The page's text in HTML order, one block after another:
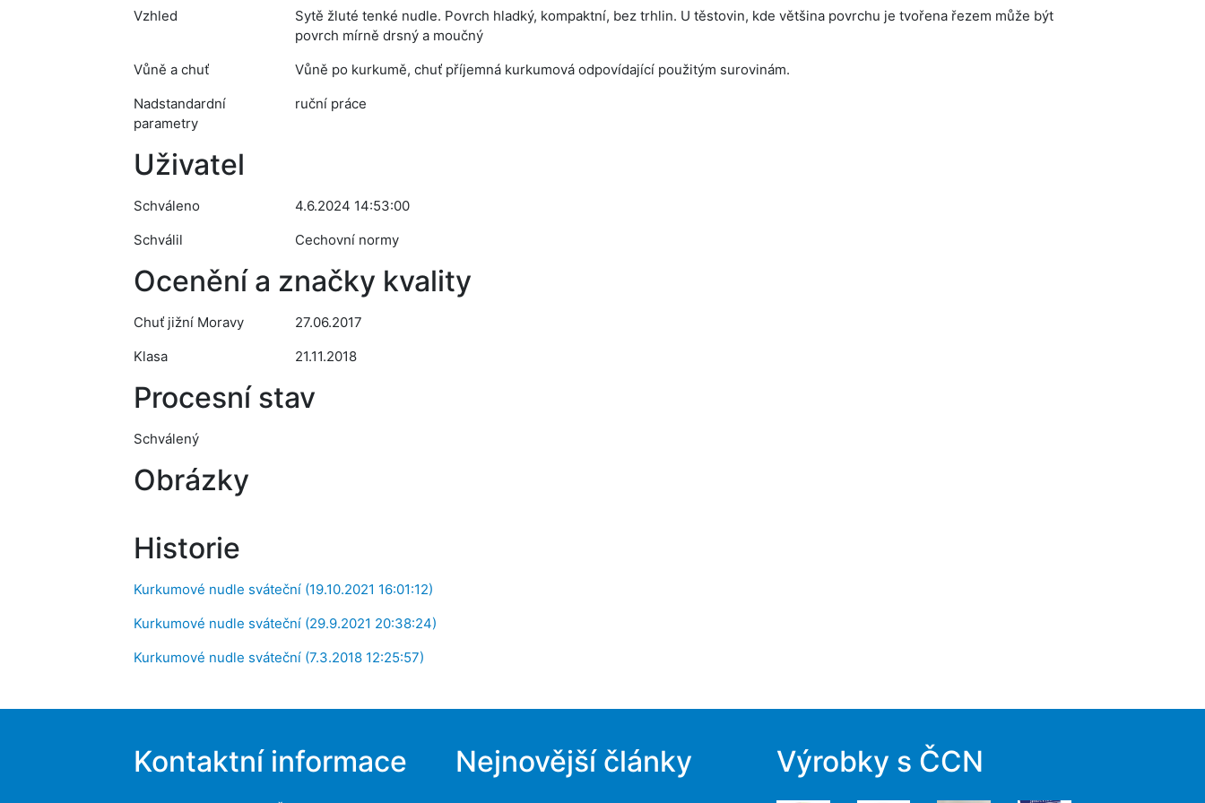
Vzhled
Sytě žluté tenké nudle. Povrch hladký, kompaktní, bez trhlin. U těstovin, kde většina povrchu je tvořena řezem může být
povrch mírně drsný a moučný
Vůně a chuť
Vůně po kurkumě, chuť příjemná kurkumová odpovídající použitým surovinám.
Nadstandardní
parametry
ruční práce
Uživatel
Schváleno
4.6.2024 14:53:00
Schválil
Cechovní normy
Ocenění a značky kvality
Chuť jižní Moravy
27.06.2017
Klasa
21.11.2018
Procesní stav
Schválený
Obrázky
Historie
Kurkumové nudle sváteční (19.10.2021 16:01:12)
Kurkumové nudle sváteční (29.9.2021 20:38:24)
Kurkumové nudle sváteční (7.3.2018 12:25:57)
Kontaktní informace Nejnovější články Výrobky s ČCN